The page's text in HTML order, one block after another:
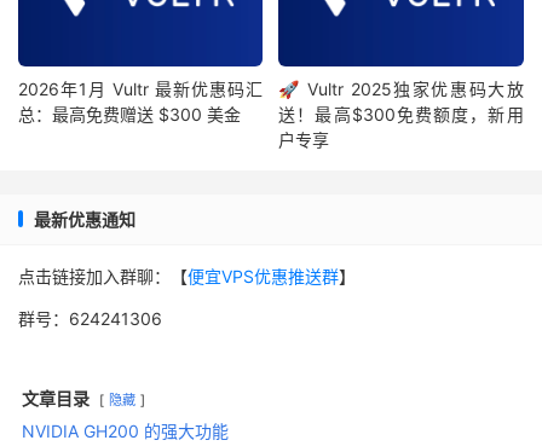
2026年1月 Vultr 最新优惠码汇
总：最高免费赠送 $300 美金
🚀 Vultr 2025独家优惠码大放
送！最高$300免费额度，新用
户专享
最新优惠通知
点击链接加入群聊：【便宜VPS优惠推送群】
群号：624241306
文章目录 隐藏
NVIDIA GH200 的强大功能